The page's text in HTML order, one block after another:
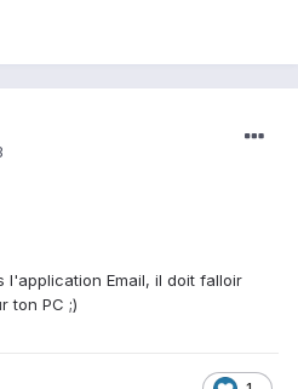
l'application Email, il doit falloir
ton PC ;)